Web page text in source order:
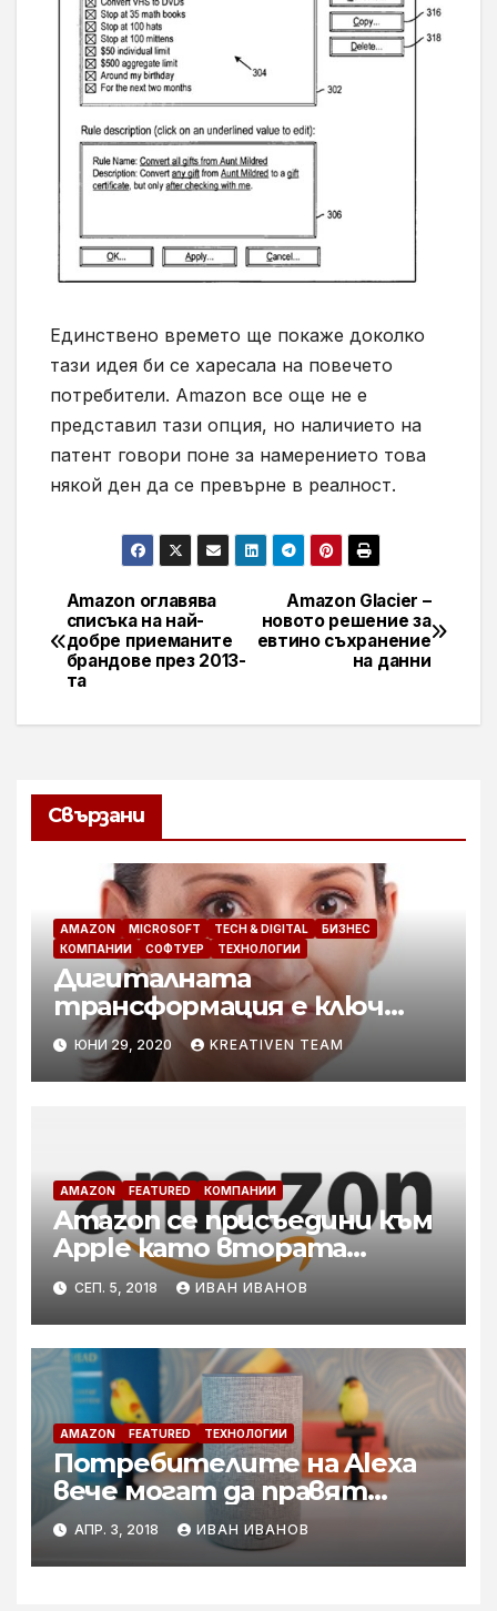
Единствено времето ще покаже доколко
тази идея би се харесала на повечето
потребители. Amazon все още не е
представил тази опция, но наличието на
патент говори поне за намерението това
някой ден да се превърне в реалност.
Навигация
Amazon Glacier –
новото решение за
евтино съхранение
на данни
Amazon оглавява
списъка на най-
добре приеманите
брандове през 2013-
та
Свързани
AMAZON MICROSOFT TECH & DIGITAL
БИЗНЕС
КОМПАНИИ
СОФТУЕР ТЕХНОЛОГИИ
Дигиталната
трансформация е ключ
към успеха в условията на
новото нормално
ЮНИ 29, 2020 KREATIVEN TEAM
AMAZON FEATURED КОМПАНИИ
Amazon се присъедини към
Apple като втората
трилионна компания в САЩ
СЕП. 5, 2018 ИВАН ИВАНОВ
AMAZON FEATURED ТЕХНОЛОГИИ
Потребителите на Alexa
вече могат да правят
дарения за
благотворителност
АПР. 3, 2018 ИВАН ИВАНОВ